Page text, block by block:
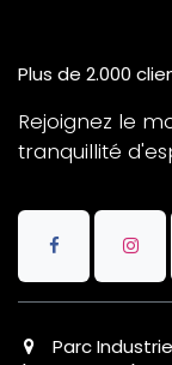
Plus de 2.000
Rejoignez le
tranquillité
Parc